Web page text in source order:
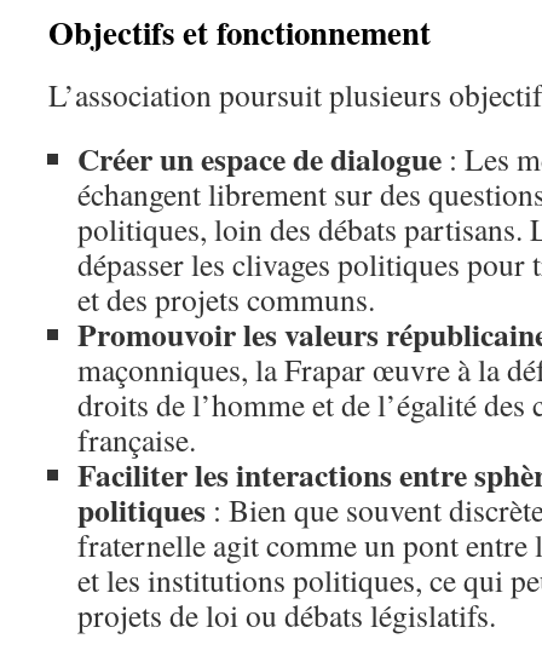
Objectifs et fonctionnement
L’association poursuit plusieurs
Créer un espace de dialogue : Les
échangent librement sur des
politiques, loin des débats partisans.
dépasser les clivages politiques pour
et des projets communs.
Promouvoir les valeurs
maçonniques, la Frapar œuvre à la
droits de l’homme et de l’égalité des
française.
Faciliter les interactions entre
politiques : Bien que souvent
fraternelle agit comme un pont entre
et les institutions politiques, ce qui
projets de loi ou débats législatifs.